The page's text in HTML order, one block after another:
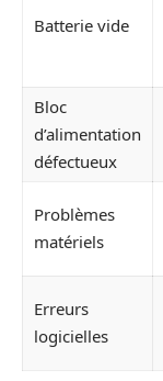
Batterie vide
Bloc
d’alimentation
défectueux
Problèmes
matériels
Erreurs
logicielles